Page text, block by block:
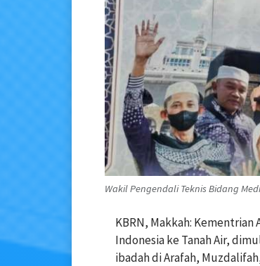
Wakil Pengendali Teknis Bidang
KBRN, Makkah:
Indonesia ke Tanah Air,
ibadah di Arafah,